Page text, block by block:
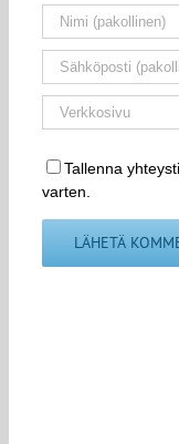
Tallenna
varten.